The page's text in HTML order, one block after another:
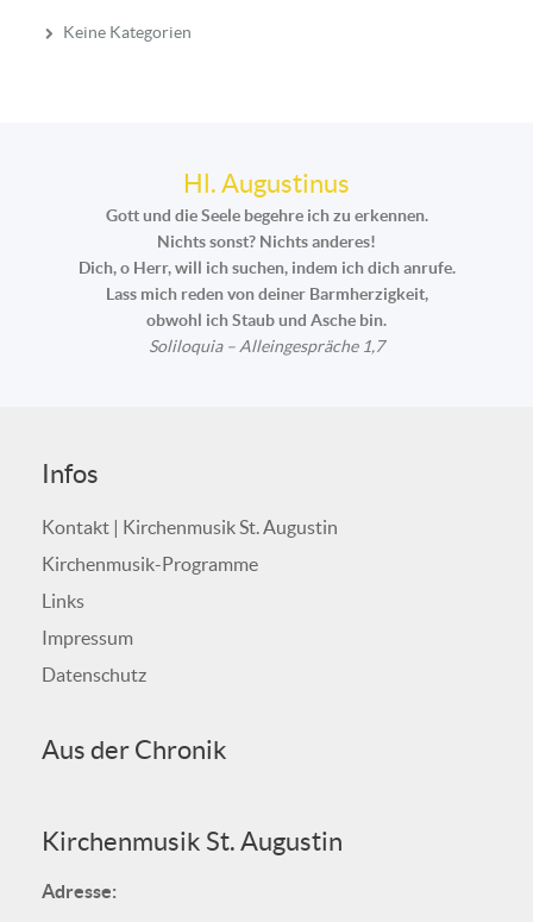
Keine Kategorien
Hl. Augustinus
Gott und die Seele begehre ich zu erkennen.
Nichts sonst? Nichts anderes!
Dich, o Herr, will ich suchen, indem ich dich anrufe.
Lass mich reden von deiner Barmherzigkeit,
obwohl ich Staub und Asche bin.
Soliloquia – Alleingespräche 1,7
Infos
Kontakt | Kirchenmusik St. Augustin
Kirchenmusik-Programme
Links
Impressum
Datenschutz
Aus der Chronik
Kirchenmusik St. Augustin
Adresse: